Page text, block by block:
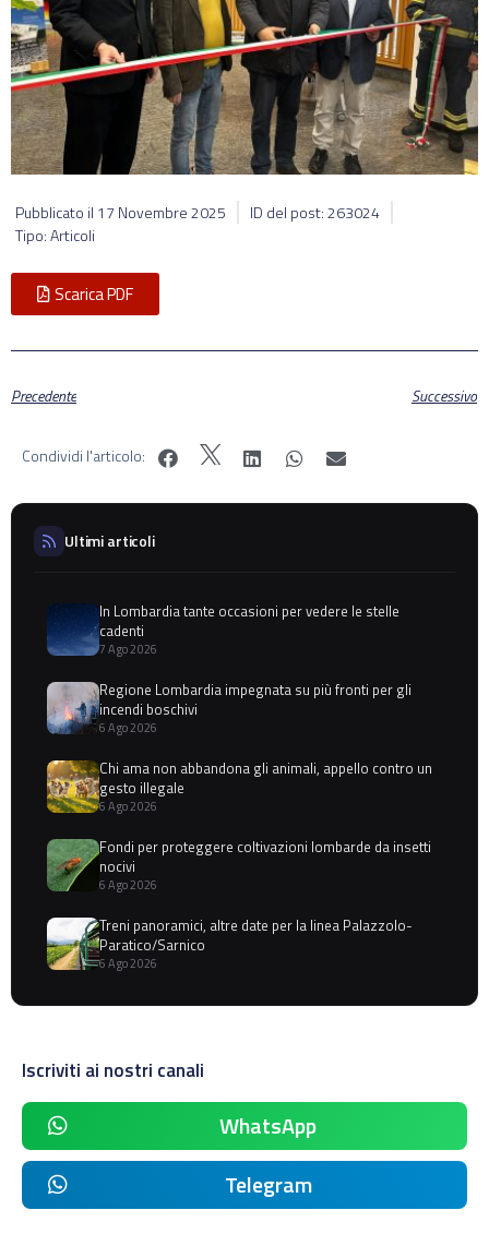
Pubblicato il 17 Novembre 2025
ID del post: 263024
Tipo: Articoli
Scarica PDF
Precedente Successivo
Condividi l'articolo:
Ultimi articoli
In Lombardia tante occasioni per vedere le stelle
cadenti
7 Ago 2026
Regione Lombardia impegnata su più fronti per gli
incendi boschivi
6 Ago 2026
Chi ama non abbandona gli animali, appello contro un
gesto illegale
6 Ago 2026
Fondi per proteggere coltivazioni lombarde da insetti
nocivi
6 Ago 2026
Treni panoramici, altre date per la linea Palazzolo-
Paratico/Sarnico
6 Ago 2026
Iscriviti ai nostri canali
WhatsApp
Telegram